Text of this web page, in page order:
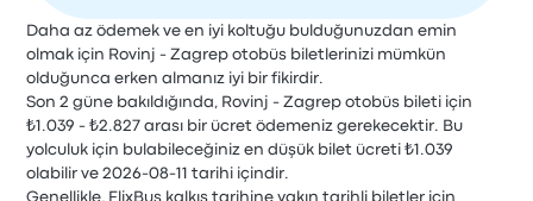
Daha az ödemek ve en iyi koltuğu bulduğunuzdan emin
olmak için Rovinj - Zagrep otobüs biletlerinizi mümkün
olduğunca erken almanız iyi bir fikirdir.
Son 2 güne bakıldığında, Rovinj - Zagrep otobüs bileti için
₺1.039 - ₺2.827 arası bir ücret ödemeniz gerekecektir. Bu
yolculuk için bulabileceğiniz en düşük bilet ücreti ₺1.039
olabilir ve 2026-08-11 tarihi içindir.
Genellikle, FlixBus kalkış tarihine yakın tarihli biletler için